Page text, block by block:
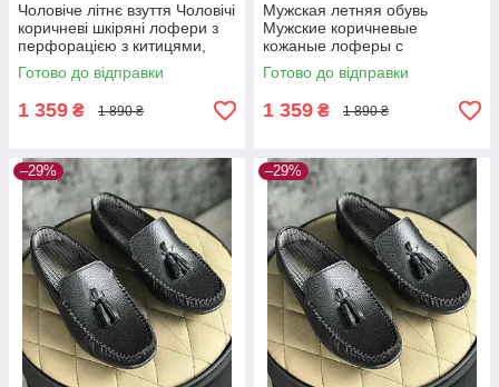
Чоловіче літнє взуття Чоловічі
коричневі шкіряні лофери з
перфорацією з китицями,
Туреччина 42
Готово до відправки
1 359 ₴ 1 890 ₴
Мужская летняя обувь
Мужские коричневые
кожаные лоферы с
перфорацией с кисточками,
Турция
Готово до відправки
1 359 ₴ 1 890 ₴
–29% –29%